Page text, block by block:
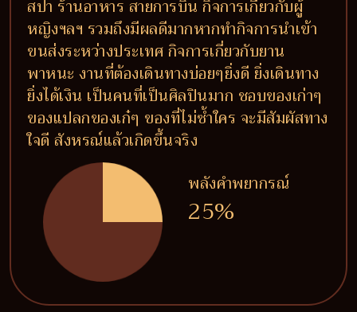
สปา ร้านอาหาร สายการบิน กิจการเกี่ยวกับผู้
หญิงฯลฯ รวมถึงมีผลดีมากหากทำกิจการนำเข้า
ขนส่งระหว่างประเทศ กิจการเกี่ยวกับยาน
พาหนะ งานที่ต้องเดินทางบ่อยๆยิ่งดี ยิ่งเดินทาง
ยิ่งได้เงิน เป็นคนที่เป็นศิลปินมาก ชอบของเก่าๆ
ของแปลกของเก๋ๆ ของที่ไม่ซ้ำใคร จะมีสัมผัสทาง
ใจดี สังหรณ์แล้วเกิดขึ้นจริง
พลังคำพยากรณ์
25%